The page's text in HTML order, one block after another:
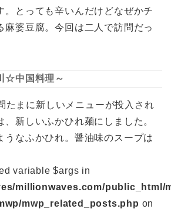
。とっても辛いんだけどなぜかチ
麻婆豆腐。今回は二人で訪問だっ
中国料理～
たまに新しいメニューが投入され
、新しいふかひれ麺にしました。
うなふかひれ。醤油味のスープは
variable $args in
millionwaves.com/public_html/
mwp_related_posts.php on